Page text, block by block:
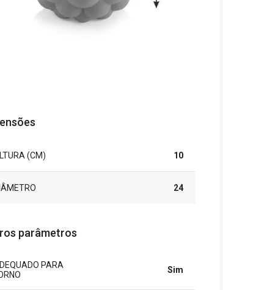
(CM) 10
24
parâmetros
PARA
Sim